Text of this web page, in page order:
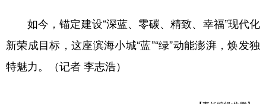
如今，锚定建设“深蓝、零碳、精致、幸福”现代化
新荣成目标，这座滨海小城“蓝”“绿”动能澎湃，焕发独
特魅力。（记者 李志浩）